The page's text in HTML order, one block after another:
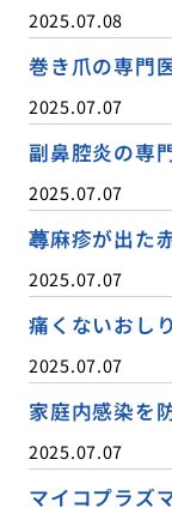
2025.07.08
巻き爪の専門
2025.07.07
副鼻腔炎の専
2025.07.07
蕁麻疹が出た
2025.07.07
痛くないおし
2025.07.07
家庭内感染を
2025.07.07
マイコプラズ